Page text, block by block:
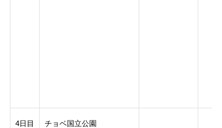
4日目
チョベ国立公園